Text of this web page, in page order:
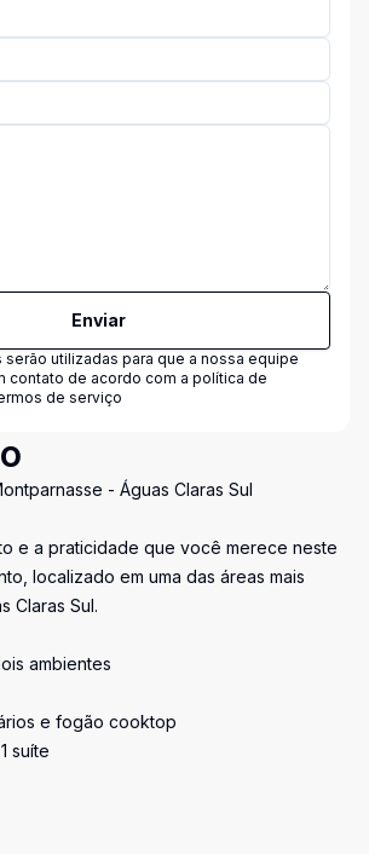
Enviar
utilizadas para que a nossa equipe
contato de acordo com a política de
de serviço
- Águas Claras Sul
e a praticidade que você merece neste
localizado em uma das áreas mais
Claras Sul.
ambientes
e fogão cooktop
suíte